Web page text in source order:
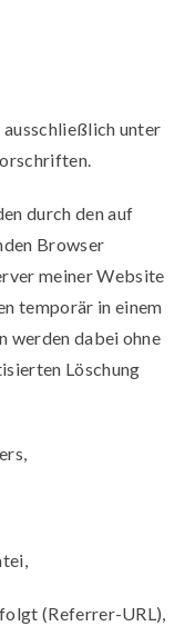
unter
durch den auf
Browser
meiner Website
temporär in einem
werden dabei ohne
Löschung
(Referrer-URL),